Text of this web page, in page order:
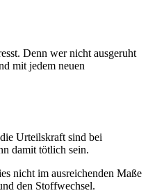
Denn wer nicht ausgeruht
mit jedem neuen
Urteilskraft sind bei
damit tötlich sein.
nicht im ausreichenden Maße
den Stoffwechsel.